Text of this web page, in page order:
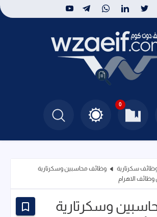
0
سكرتارية
وظائف محاسبين وسكرتارية
الاهرام
وسكرتارية